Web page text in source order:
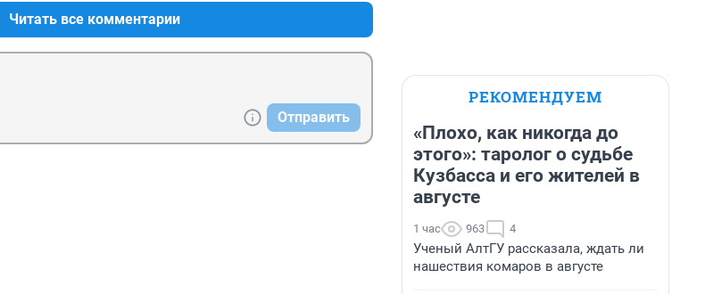
Читать все комментарии
Отправить
РЕКОМЕНДУЕМ
«Плохо, как никогда до
этого»: таролог о судьбе
Кузбасса и его жителей в
августе
1 час 963 4
Ученый АлтГУ рассказала, ждать ли
нашествия комаров в августе